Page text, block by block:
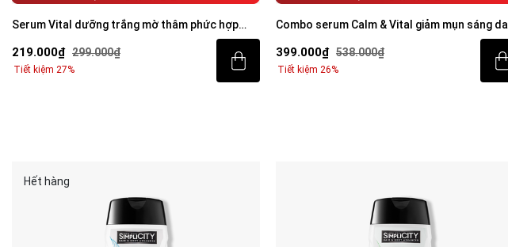
Serum Vital dưỡng trắng mờ thâm phức hợp
219.000₫ 299.000₫
Tiết kiệm 27%
Combo serum Calm & Vital giảm mụn sáng da
Niacinamide 30ml
399.000₫ 538.000₫
Tiết kiệm 26%
Hết hàng